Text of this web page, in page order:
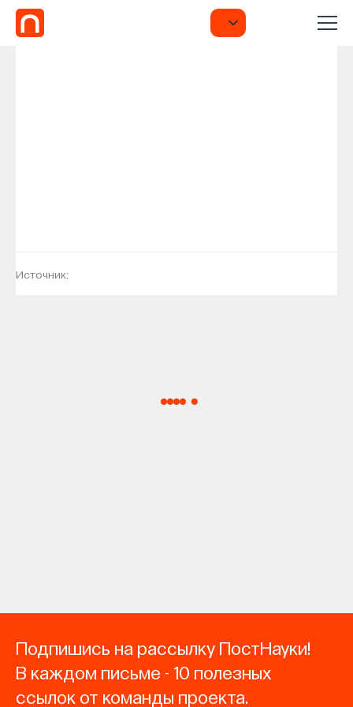
Источник:
Подпишись на рассылку ПостНауки!
В каждом письме - 10 полезных
ссылок от команды проекта.